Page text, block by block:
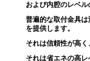
および内腔のレベル
普遍的な取付金具
を提供します。
それは信頼性が高
それは省エネの高